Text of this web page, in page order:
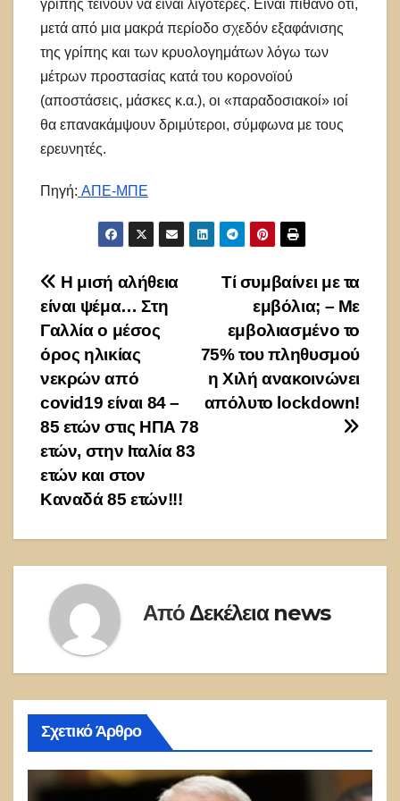
γρίπης τείνουν να είναι λιγότερες. Είναι πιθανό ότι,
μετά από μια μακρά περίοδο σχεδόν εξαφάνισης
της γρίπης και των κρυολογημάτων λόγω των
μέτρων προστασίας κατά του κορονοϊού
(αποστάσεις, μάσκες κ.α.), οι «παραδοσιακοί» ιοί
θα επανακάμψουν δριμύτεροι, σύμφωνα με τους
ερευνητές.
Πηγή: ΑΠΕ-ΜΠΕ
Πλοήγηση
άρθρων
Τί συμβαίνει με τα
εμβόλια; – Με
εμβολιασμένο το
75% του πληθυσμού
η Χιλή ανακοινώνει
απόλυτο lockdown!
Η μισή αλήθεια
είναι ψέμα… Στη
Γαλλία ο μέσος
όρος ηλικίας
νεκρών από
covid19 είναι 84 –
85 ετών στις ΗΠΑ 78
ετών, στην Ιταλία 83
ετών και στον
Καναδά 85 ετών!!!
Από Δεκέλεια news
Σχετικό Άρθρο